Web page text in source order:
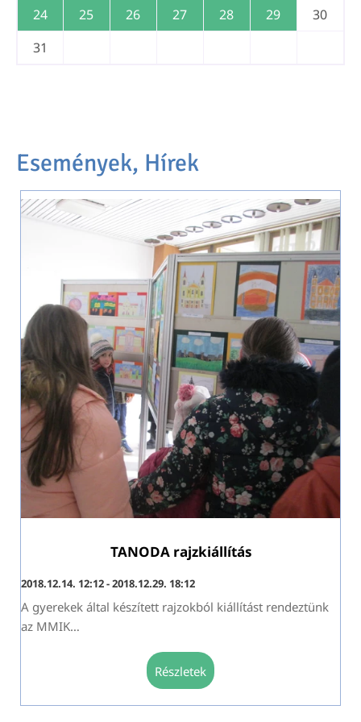
24
25 26 27 28 29
30
31
Események, Hírek
TANODA rajzkiállítás
2018.12.14. 12:12 - 2018.12.29. 18:12
A gyerekek által készített rajzokból kiállítást rendeztünk
az MMIK…
részletek